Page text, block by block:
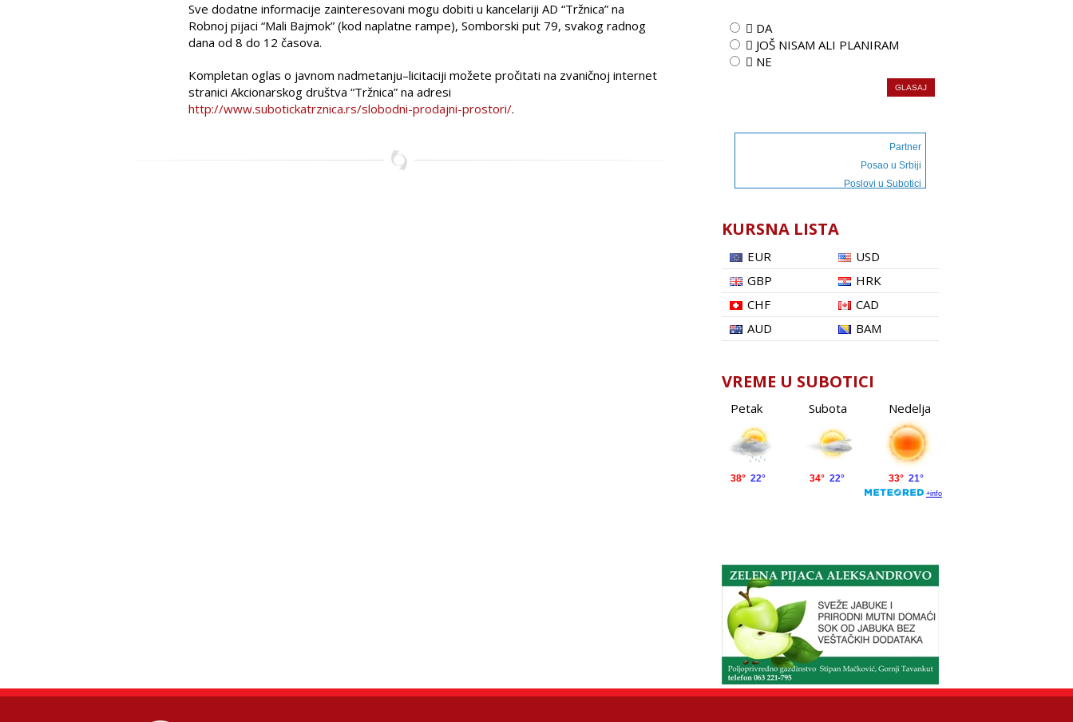
Sve dodatne informacije zainteresovani mogu dobiti u kancelariji AD “Tržnica” na
Robnoj pijaci “Mali Bajmok” (kod naplatne rampe), Somborski put 79, svakog radnog
dana od 8 do 12 časova.
Kompletan oglas o javnom nadmetanju–licitaciji možete pročitati na zvaničnoj internet
stranici Akcionarskog društva “Tržnica” na adresi
http://www.subotickatrznica.rs/slobodni-prodajni-prostori/.
 DA
 JOŠ NISAM ALI PLANIRAM
 NE
Partner
Posao u Srbiji
Poslovi u Subotici
KURSNA LISTA
EUR
USD
GBP
HRK
CHF
CAD
AUD
BAM
VREME U SUBOTICI
Petak Subota Nedelja